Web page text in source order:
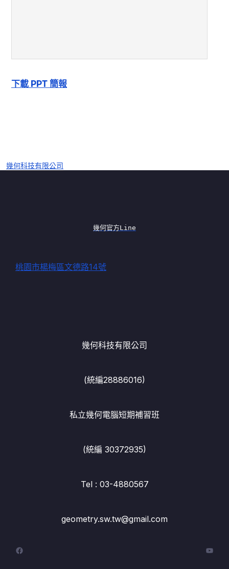
下載 PPT 簡報
幾何科技有限公司
幾何官方Line
桃園市楊梅區文德路14號
幾何科技有限公司
(統編28886016)
私立幾何電腦短期補習班
(統編 30372935)
Tel : 03-4880567
geometry.sw.tw@gmail.com
Facebook